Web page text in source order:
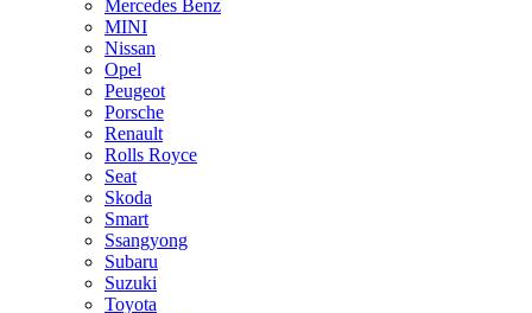
Mercedes Benz
MINI
Nissan
Opel
Peugeot
Porsche
Renault
Rolls Royce
Seat
Skoda
Smart
Ssangyong
Subaru
Suzuki
Toyota